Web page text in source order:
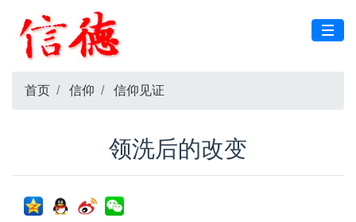
首页 信仰 信仰见证
领洗后的改变